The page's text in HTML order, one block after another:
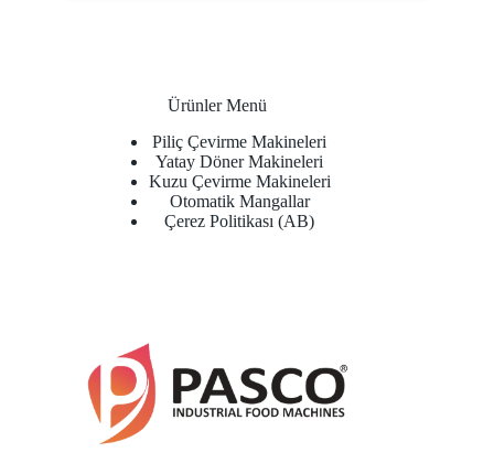
Ürünler Menü
Piliç Çevirme Makineleri
Yatay Döner Makineleri
Kuzu Çevirme Makineleri
Otomatik Mangallar
Çerez Politikası (AB)